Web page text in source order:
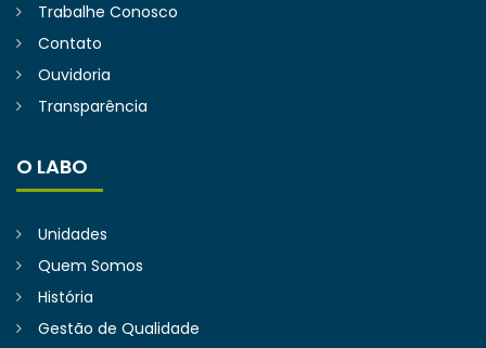
Trabalhe Conosco
Contato
Ouvidoria
Transparência
O LABO
Unidades
Quem Somos
História
Gestão de Qualidade